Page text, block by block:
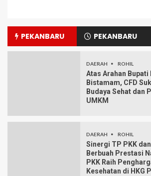
PEKANBARU PEKANBARU
DAERAH ROHIL
Atas Arahan Bupati
Bistamam, CFD
Budaya Sehat dan
UMKM
DAERAH ROHIL
Sinergi TP PKK
Berbuah Prestasi
PKK Raih
Kesehatan di HKG